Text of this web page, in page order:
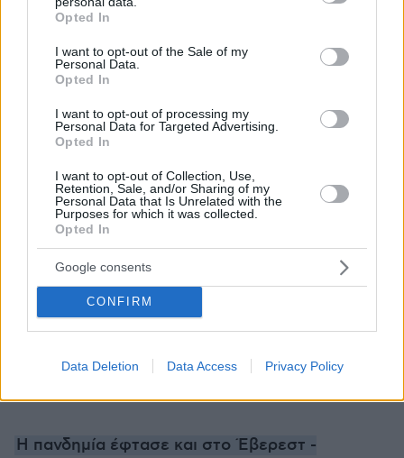
grant or deny consent to Google and its third-party tags to
use your data for below specified purposes in below Google
consent section.
Opted In
I want to opt-out of the Sale of my
Personal Data.
Opted In
I want to opt-out of processing my
Personal Data for Targeted Advertising.
Opted In
I want to opt-out of Collection, Use,
Retention, Sale, and/or Sharing of my
Personal Data that Is Unrelated with the
Purposes for which it was collected.
Opted In
Google consents
CONFIRM
Data Deletion Data Access Privacy Policy
Ειδήσεις σήμερα:
Άνδρος: Συνελήφθη καθηγητής που πήγε στο
σχολείο χωρίς αρνητικό self test
Γαλλία: Στέλνουν... γυναικεία εσώρουχα στον
lockdown
Η πανδημία έφτασε και στο Έβερεστ -